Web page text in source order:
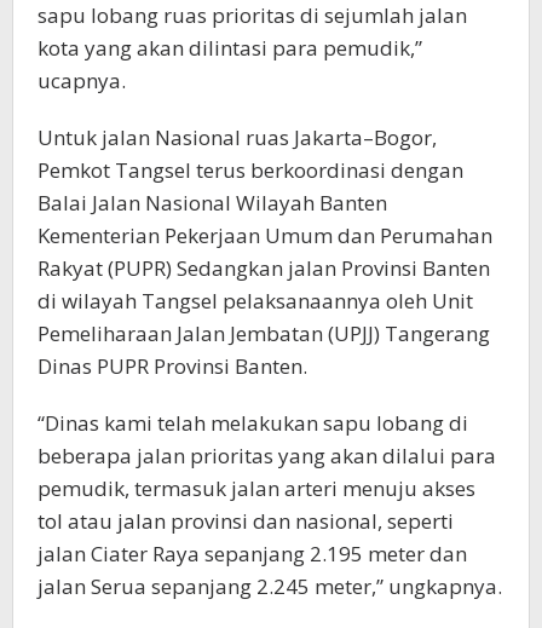
sapu lobang ruas prioritas di sejumlah jalan
kota yang akan dilintasi para pemudik,”
ucapnya.
Untuk jalan Nasional ruas Jakarta–Bogor,
Pemkot Tangsel terus berkoordinasi dengan
Balai Jalan Nasional Wilayah Banten
Kementerian Pekerjaan Umum dan Perumahan
Rakyat (PUPR) Sedangkan jalan Provinsi Banten
di wilayah Tangsel pelaksanaannya oleh Unit
Pemeliharaan Jalan Jembatan (UPJJ) Tangerang
Dinas PUPR Provinsi Banten.
“Dinas kami telah melakukan sapu lobang di
beberapa jalan prioritas yang akan dilalui para
pemudik, termasuk jalan arteri menuju akses
tol atau jalan provinsi dan nasional, seperti
jalan Ciater Raya sepanjang 2.195 meter dan
jalan Serua sepanjang 2.245 meter,” ungkapnya.